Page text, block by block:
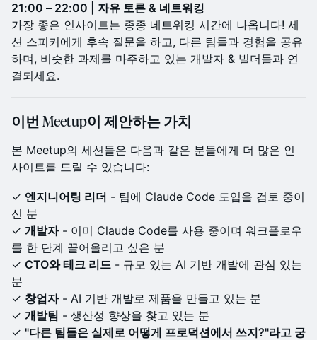
21:00 – 22:00 | 자유 토론 & 네트워킹
가장 좋은 인사이트는 종종 네트워킹 시간에 나옵니다! 세
션 스피커에게 후속 질문을 하고, 다른 팀들과 경험을 공유
하며, 비슷한 과제를 마주하고 있는 개발자 & 빌더들과 연
결되세요.
이번 Meetup이 제안하는 가치
본 Meetup의 세션들은 다음과 같은 분들에게 더 많은 인
사이트를 드릴 수 있습니다:
✓ 엔지니어링 리더 - 팀에 Claude Code 도입을 검토 중이
신 분
✓ 개발자- 이미 Claude Code를 사용 중이며 워크플로우
를 한 단계 끌어올리고 싶은 분
✓ CTO와 테크 리드 - 규모 있는 AI 기반 개발에 관심 있는
분
✓ 창업자- AI 기반 개발로 제품을 만들고 있는 분
✓ 개발팀 - 생산성 향상을 찾고 있는 분
✓ "다른 팀들은 실제로 어떻게 프로덕션에서 쓰지?"라고 궁